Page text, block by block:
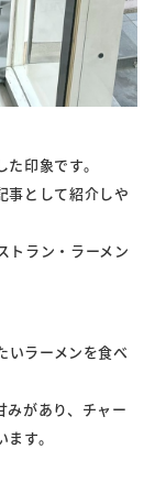
印象です。
事として紹介しや
トラン・ラーメン
いラーメンを食べ
みがあり、チャー
す。